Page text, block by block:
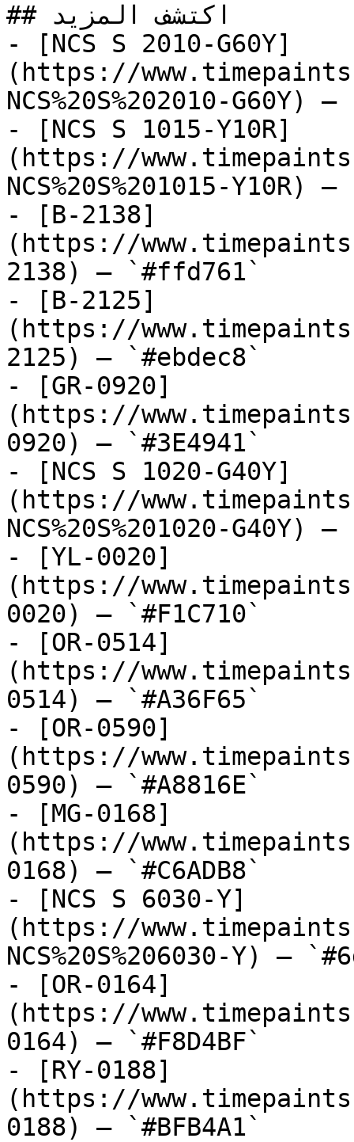
## اكتشف المزيد
- [NCS S 2010-G60Y]
(https://
NCS%20S%202010-G60Y)
- [NCS S 1015-Y10R]
(https://
NCS%20S%201015-Y10R)
- [B-2138]
(https://
2138) — `#ffd761`
- [B-2125]
(https://
2125) — `#ebdec8`
- [GR-0920]
(https://
0920) — `#3E4941`
- [NCS S 1020-G40Y]
(https://
NCS%20S%201020-G40Y)
- [YL-0020]
(https://
0020) — `#F1C710`
- [OR-0514]
(https://
0514) — `#A36F65`
- [OR-0590]
(https://
0590) — `#A8816E`
- [MG-0168]
(https://
0168) — `#C6ADB8`
- [NCS S 6030-Y]
(https://
NCS%20S%206030-Y) —
- [OR-0164]
(https://
0164) — `#F8D4BF`
- [RY-0188]
(https://
0188) — `#BFB4A1`